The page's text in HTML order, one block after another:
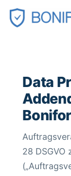
Zum
Inhalt
Data
28 DSGVO